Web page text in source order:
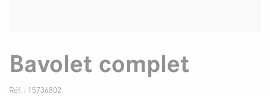
Bavolet complet
Réf. : 15736802